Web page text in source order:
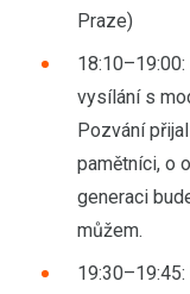
Praze)
vysílání s
Pozvání
pamětníci, o
generaci
můžem.